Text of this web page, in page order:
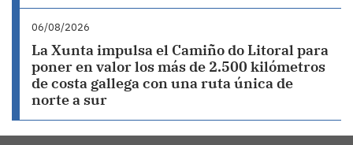
06/08/2026
La Xunta impulsa el Camiño do Litoral para
poner en valor los más de 2.500 kilómetros
de costa gallega con una ruta única de
norte a sur